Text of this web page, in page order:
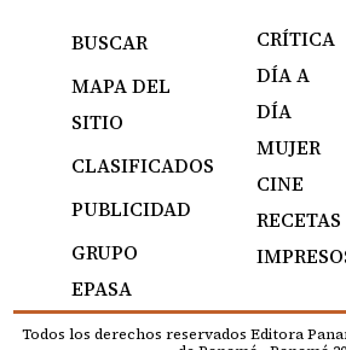
BUSCAR
MAPA DEL
SITIO
CLASIFICADOS
PUBLICIDAD
GRUPO
EPASA
CRÍTICA
DÍA A
DÍA
MUJER
CINE
RECETAS
Todos los derechos reservados Editora